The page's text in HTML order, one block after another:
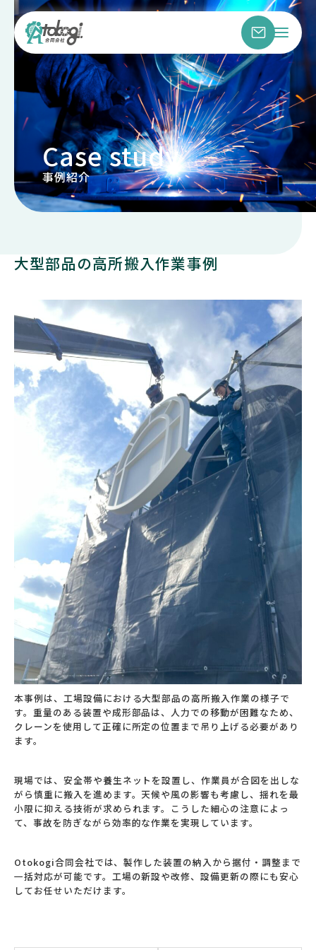
Case study
事例紹介
大型部品の高所搬入作業事例
本事例は、工場設備における大型部品の高所搬入作業の様子で
す。重量のある装置や成形部品は、人力での移動が困難なため、
クレーンを使用して正確に所定の位置まで吊り上げる必要があり
ます。
現場では、安全帯や養生ネットを設置し、作業員が合図を出しな
がら慎重に搬入を進めます。天候や風の影響も考慮し、揺れを最
小限に抑える技術が求められます。こうした細心の注意によっ
て、事故を防ぎながら効率的な作業を実現しています。
Otokogi合同会社では、製作した装置の納入から据付・調整まで
一括対応が可能です。工場の新設や改修、設備更新の際にも安心
してお任せいただけます。